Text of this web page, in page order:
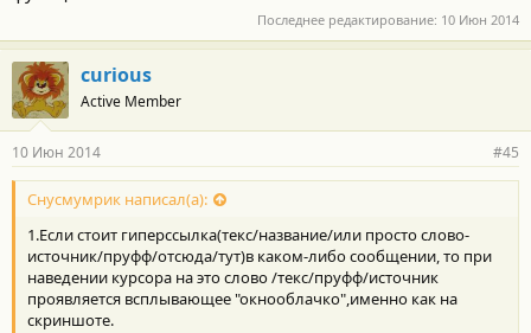
Последнее редактирование: 10 Июн 2014
curious
Active Member
10 Июн 2014 #45
Снусмумрик написал(а):
1.Если стоит гиперссылка(текс/название/или просто слово-
источник/пруфф/отсюда/тут)в каком-либо сообщении, то при
наведении курсора на это слово /текс/пруфф/источник
проявляется всплывающее "окнооблачко",именно как на
скриншоте.